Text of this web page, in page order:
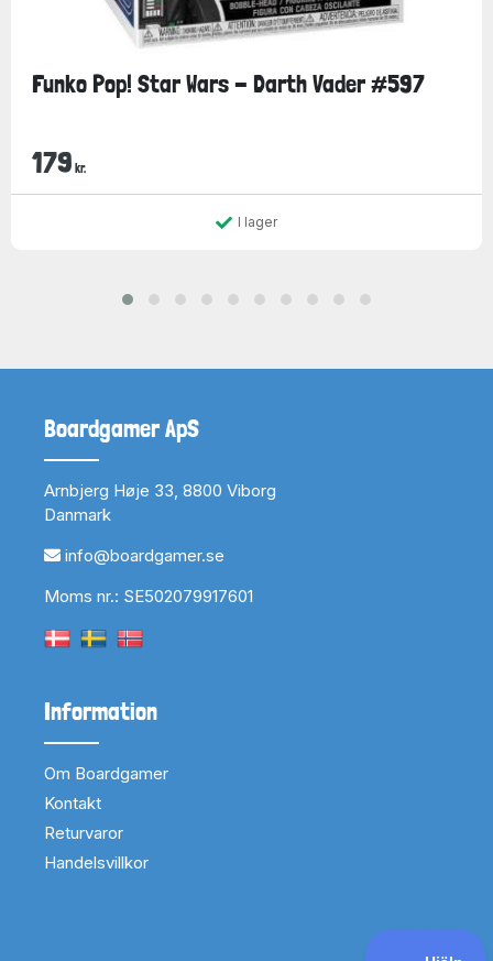
Funko Pop! Star Wars - Darth Vader #597
179 kr.
I lager
Boardgamer ApS
Arnbjerg Høje 33, 8800 Viborg
Danmark
info@boardgamer.se
Moms nr.: SE502079917601
Information
Om Boardgamer
Kontakt
Returvaror
Handelsvillkor